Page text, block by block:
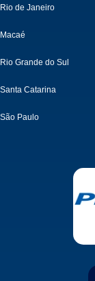
Rio de Janeiro
Macaé
Rio Grande do Sul
Santa Catarina
São Paulo